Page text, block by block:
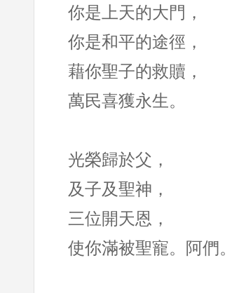
你是上天的大門，
你是和平的途徑，
藉你聖子的救贖，
萬民喜獲永生。
光榮歸於父，
及子及聖神，
三位開天恩，
使你滿被聖寵。阿們。